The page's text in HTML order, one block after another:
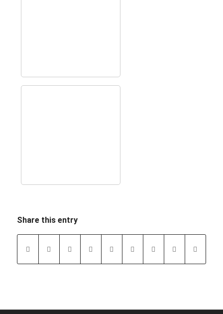
Share this entry